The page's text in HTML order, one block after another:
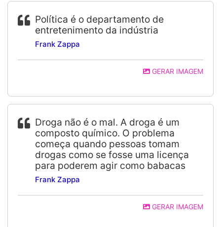
Política é o departamento de
entretenimento da indústria
Frank Zappa
GERAR IMAGEM
Droga não é o mal. A droga é um
composto químico. O problema
começa quando pessoas tomam
drogas como se fosse uma licença
para poderem agir como babacas
Frank Zappa
GERAR IMAGEM